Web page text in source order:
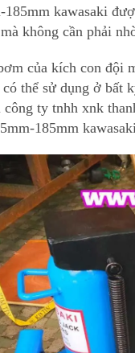
185mm kawasaki
không cần phải
của kích con đội
có thể sử dụng ở bất
ty tnhh xnk
185mm